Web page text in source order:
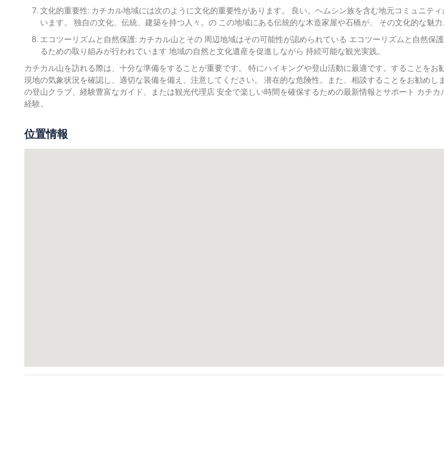
文化的重要性: カチカル地域には次のように文化的重要性があります。 良い。ヘムシン族を含む地元コミュニテ
います。 独自の文化、伝統、建築を持つ人々。の この地域にある伝統的な木造家屋や石橋が、 その文化的な魅
エコツーリズムと自然保護: カチカル山とその 周辺地域はその可能性が認められている エコツーリズムと自然保
るための取り組みが行われています 地域の自然と文化遺産を促進しながら 持続可能な観光実践。
カチカル山を訪れる際は、十分な準備をすることが重要です。 特にハイキングや登山活動に最適です。することをお
現地の気象状況を確認し、適切な装備を備え、注意してください。 潜在的な危険性。また、相談することをお勧めし
の登山クラブ、経験豊富なガイド、または観光代理店 安全で楽しい時間を確保するための最新情報とサポート カチカ
経験。
位置情報